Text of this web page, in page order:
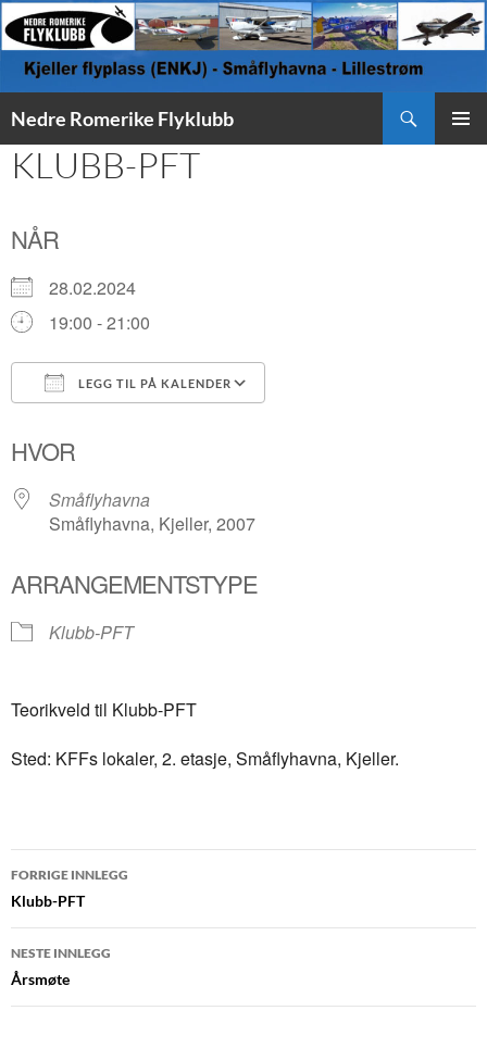
Nedre Romerike Flyklubb
TIL
INNHOLD
KLUBB-PFT
NÅR
28.02.2024
19:00 - 21:00
LEGG TIL PÅ KALENDER
HVOR
Småflyhavna
Småflyhavna, Kjeller, 2007
ARRANGEMENTSTYPE
Klubb-PFT
Teorikveld til Klubb-PFT
Sted: KFFs lokaler, 2. etasje, Småflyhavna, Kjeller.
Innleggsnavigasjon
FORRIGE INNLEGG
Klubb-PFT
NESTE INNLEGG
Årsmøte